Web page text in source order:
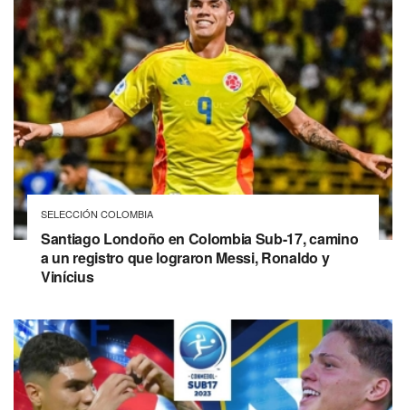
SELECCIÓN COLOMBIA
Santiago Londoño en Colombia Sub-17, camino
a un registro que lograron Messi, Ronaldo y
Vinícius